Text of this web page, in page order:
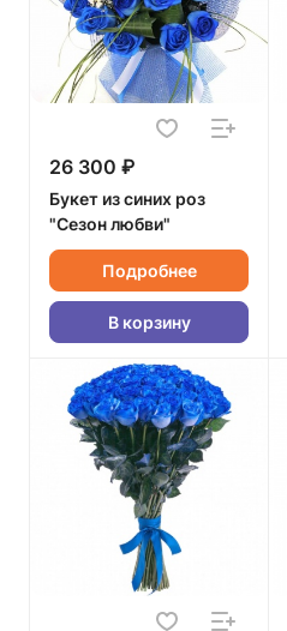
26 300 ₽
Букет из синих роз
"Сезон любви"
Подробнее
В корзину